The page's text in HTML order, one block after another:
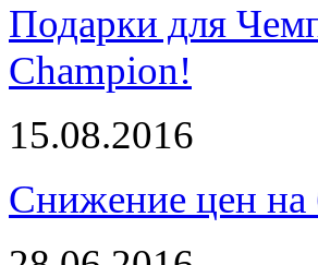
Подарки для
Champion!
15.08.2016
Снижение цен